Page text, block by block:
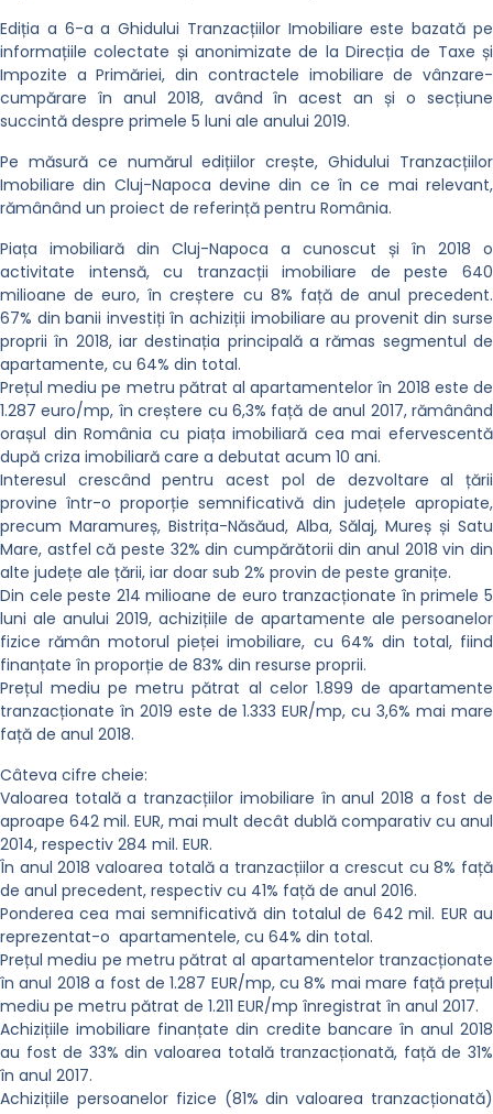
Ediția a 6-a a Ghidului Tranzacțiilor Imobiliare este bazată pe
informațiile colectate și anonimizate de la Direcția de Taxe și
Impozite a Primăriei, din contractele imobiliare de vânzare-
cumpărare în anul 2018, având în acest an și o secțiune
succintă despre primele 5 luni ale anului 2019.
Pe măsură ce numărul edițiilor crește, Ghidului Tranzacțiilor
Imobiliare din Cluj-Napoca devine din ce în ce mai relevant,
rămânând un proiect de referință pentru România.
Piața imobiliară din Cluj-Napoca a cunoscut și în 2018 o
activitate intensă, cu tranzacții imobiliare de peste 640
milioane de euro, în creștere cu 8% față de anul precedent.
67% din banii investiți în achiziții imobiliare au provenit din surse
proprii în 2018, iar destinația principală a rămas segmentul de
apartamente, cu 64% din total.
Prețul mediu pe metru pătrat al apartamentelor în 2018 este de
1.287 euro/mp, în creștere cu 6,3% față de anul 2017, rămânând
orașul din România cu piața imobiliară cea mai efervescentă
după criza imobiliară care a debutat acum 10 ani.
Interesul crescând pentru acest pol de dezvoltare al țării
provine într-o proporție semnificativă din județele apropiate,
precum Maramureș, Bistrița-Năsăud, Alba, Sălaj, Mureș și Satu
Mare, astfel că peste 32% din cumpărătorii din anul 2018 vin din
alte județe ale țării, iar doar sub 2% provin de peste granițe.
Din cele peste 214 milioane de euro tranzacționate în primele 5
luni ale anului 2019, achizițiile de apartamente ale persoanelor
fizice rămân motorul pieței imobiliare, cu 64% din total, fiind
finanțate în proporție de 83% din resurse proprii.
Prețul mediu pe metru pătrat al celor 1.899 de apartamente
tranzacționate în 2019 este de 1.333 EUR/mp, cu 3,6% mai mare
față de anul 2018.
Câteva cifre cheie:
Valoarea totală a tranzacțiilor imobiliare în anul 2018 a fost de
aproape 642 mil. EUR, mai mult decât dublă comparativ cu anul
2014, respectiv 284 mil. EUR.
În anul 2018 valoarea totală a tranzacțiilor a crescut cu 8% față
de anul precedent, respectiv cu 41% față de anul 2016.
Ponderea cea mai semnificativă din totalul de 642 mil. EUR au
reprezentat-o apartamentele, cu 64% din total.
Prețul mediu pe metru pătrat al apartamentelor tranzacționate
în anul 2018 a fost de 1.287 EUR/mp, cu 8% mai mare față prețul
mediu pe metru pătrat de 1.211 EUR/mp înregistrat în anul 2017.
Achizițiile imobiliare finanțate din credite bancare în anul 2018
au fost de 33% din valoarea totală tranzacționată, față de 31%
în anul 2017.
Achizițiile persoanelor fizice (81% din valoarea tranzacționată)